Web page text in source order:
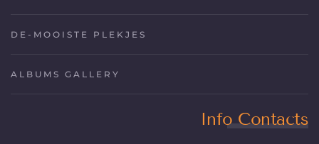
DE-MOOISTE PLEKJES
ALBUMS GALLERY
Info Contacts